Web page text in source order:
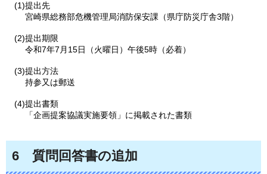
(1)提出先
宮崎県総務部危機管理局消防保安課（県庁防災庁舎3階）
(2)提出期限
令和7年7月15日（火曜日）午後5時（必着）
(3)提出方法
持参又は郵送
(4)提出書類
「企画提案協議実施要領」に掲載された書類
6 質問回答書の追加